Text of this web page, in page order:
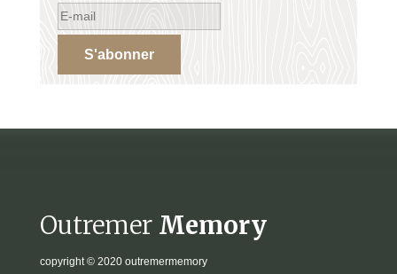
S'abonner
Outremer Memory
copyright© 2020 outremermemory